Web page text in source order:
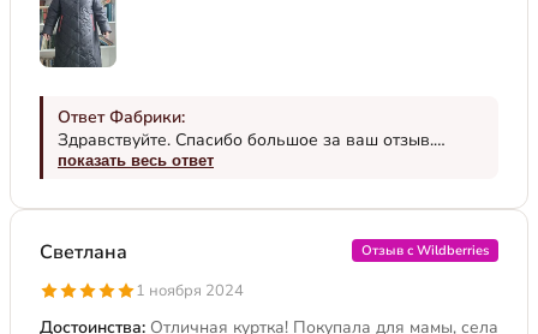
Ответ Фабрики:
Здравствуйте. Спасибо большое за ваш отзыв.
Приятно, что модель вам понравилась. Мы шьем на
модель по своей фигуре или обратиться к нам за
не пропустить наши новые коллекции – добавьте
бренд в избранное – нужно нажать на логотип
Trevery и поставить сердечко. Носите с
удовольствием!
показать весь ответ
Светлана Отзыв с Wildberries
1 ноября 2024
Достоинства: Отличная куртка! Покупала для мамы, села